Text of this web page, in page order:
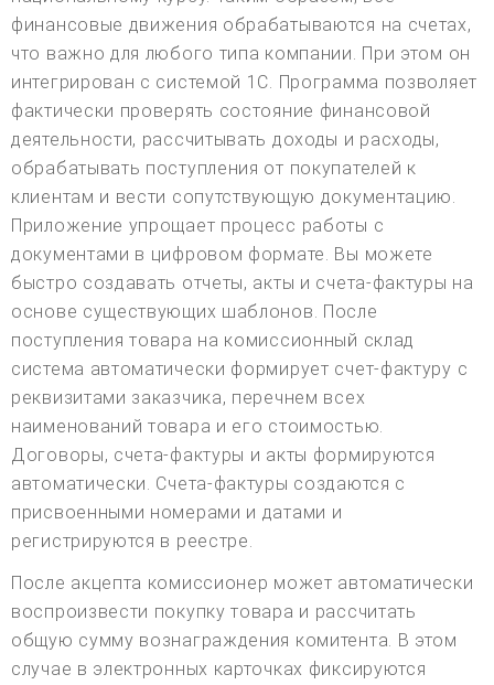
финансовые движения обрабатываются на счетах,
что важно для любого типа компании. При этом он
интегрирован с системой 1С. Программа позволяет
фактически проверять состояние финансовой
деятельности, рассчитывать доходы и расходы,
обрабатывать поступления от покупателей к
клиентам и вести сопутствующую документацию.
Приложение упрощает процесс работы с
документами в цифровом формате. Вы можете
быстро создавать отчеты, акты и счета-фактуры на
основе существующих шаблонов. После
поступления товара на комиссионный склад
система автоматически формирует счет-фактуру с
реквизитами заказчика, перечнем всех
наименований товара и его стоимостью.
Договоры, счета-фактуры и акты формируются
автоматически. Счета-фактуры создаются с
присвоенными номерами и датами и
регистрируются в реестре.
После акцепта комиссионер может автоматически
воспроизвести покупку товара и рассчитать
общую сумму вознаграждения комитента. В этом
случае в электронных карточках фиксируются